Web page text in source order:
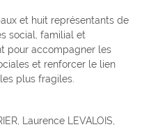
et huit représentants de
social, familial et
pour accompagner les
et renforcer le lien
plus fragiles.
Laurence LEVALOIS,